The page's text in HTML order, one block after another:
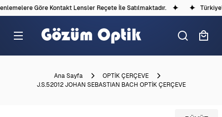
Göre Kontakt Lensler Reçete İle Satılmaktadır.
Ana Sayfa
OPTİK ÇERÇEVE
J.S.52012 JOHAN SEBASTIAN BACH OPTİK ÇERÇEVE